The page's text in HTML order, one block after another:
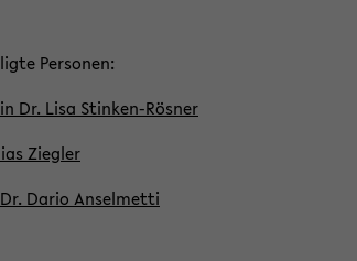
Per­so­nen:
Dr. Lisa Stinken-​Rösner
Zieg­ler
Dario An­sel­met­ti